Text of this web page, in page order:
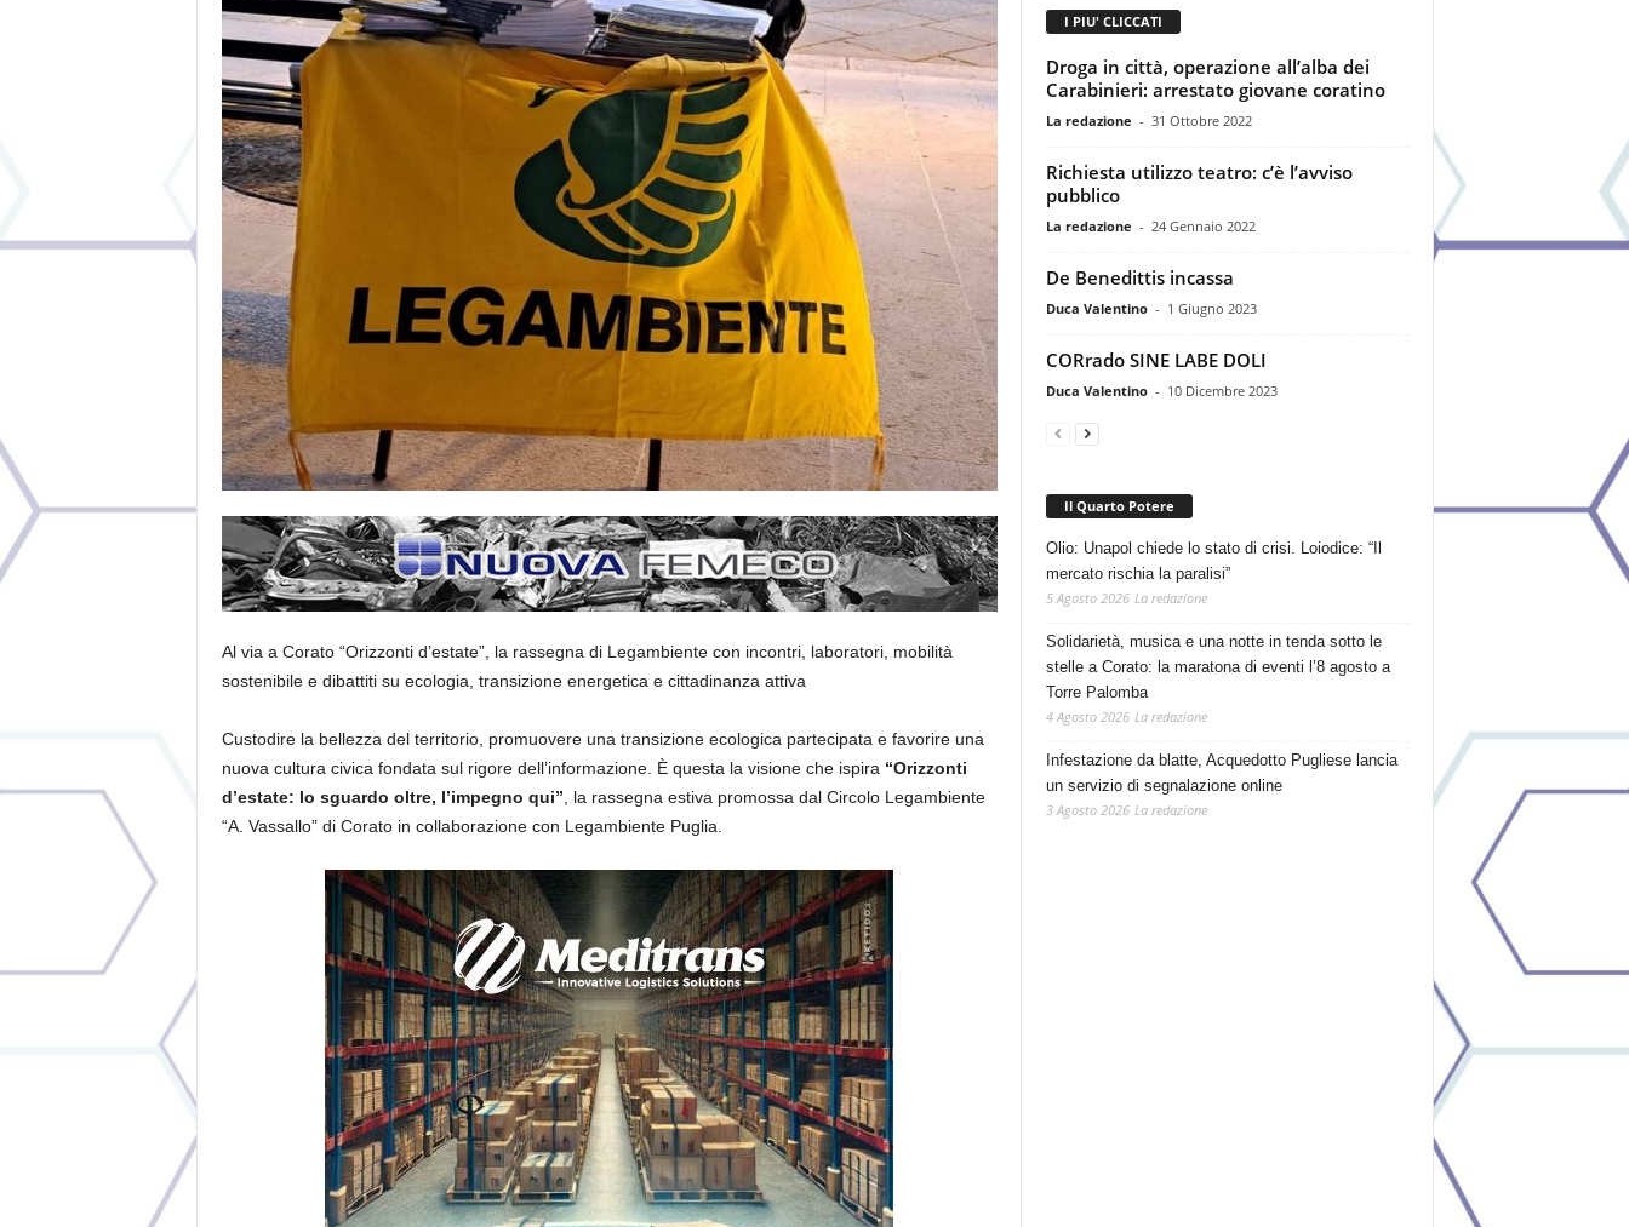
Al via a Corato “Orizzonti d’estate”, la rassegna di Legambiente con incontri, laboratori, mobilità
sostenibile e dibattiti su ecologia, transizione energetica e cittadinanza attiva
Custodire la bellezza del territorio, promuovere una transizione ecologica partecipata e favorire una
nuova cultura civica fondata sul rigore dell’informazione. È questa la visione che ispira “Orizzonti
d’estate: lo sguardo oltre, l’impegno qui” , la rassegna estiva promossa dal Circolo Legambiente
“A. Vassallo” di Corato in collaborazione con Legambiente Puglia.
I PIU' CLICCATI
Droga in città, operazione all’alba dei
Carabinieri: arrestato giovane coratino
La redazione - 31 Ottobre 2022
Richiesta utilizzo teatro: c’è l’avviso
pubblico
La redazione - 24 Gennaio 2022
De Benedittis incassa
Duca Valentino - 1 Giugno 2023
CORrado SINE LABE DOLI
Duca Valentino - 10 Dicembre 2023
Il Quarto Potere
Olio: Unapol chiede lo stato di crisi. Loiodice: “Il
mercato rischia la paralisi”
5 Agosto 2026 La redazione
Solidarietà, musica e una notte in tenda sotto le
stelle a Corato: la maratona di eventi l’8 agosto a
Torre Palomba
4 Agosto 2026 La redazione
Infestazione da blatte, Acquedotto Pugliese lancia
un servizio di segnalazione online
3 Agosto 2026 La redazione